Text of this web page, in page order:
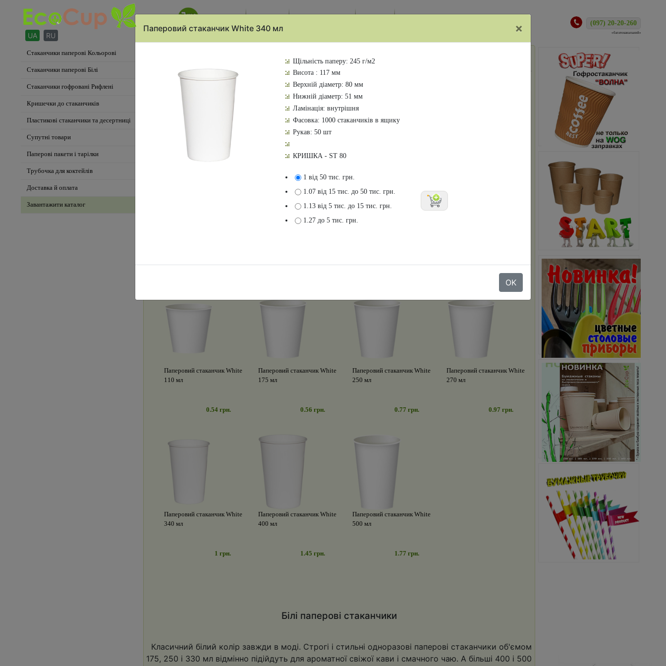
(097) 20-20-260
«багатоканальний»
Паперовий стаканчик White 340 мл ×
Щільність паперу: 245 г/м2
Висота : 117 мм
Верхній діаметр: 80 мм
Нижній діаметр: 51 мм
Ламінація: внутрішня
Фасовка: 1000 стаканчиків в ящику
Рукав: 50 шт
КРИШКА - ST 80
1 від 50 тис. грн.
1.07 від 15 тис. до 50 тис. грн.
1.13 від 5 тис. до 15 тис. грн.
1.27 до 5 тис. грн.
OK
Паперовий стаканчик White
110 мл
0.54 грн.
Паперовий стаканчик White
175 мл
0.56 грн.
Паперовий стаканчик White
250 мл
0.77 грн.
Паперовий стаканчик White
270 мл
0.97 грн.
Паперовий стаканчик White
340 мл
1 грн.
Паперовий стаканчик White
400 мл
1.45 грн.
Паперовий стаканчик White
500 мл
1.77 грн.
Білі паперові стаканчики
Класичний білий колір завжди в моді. Строгі і стильні одноразові паперові стаканчики об'ємом
175, 250 і 330 мл відмінно підійдуть для ароматної свіжої кави і смачного чаю. А більші 400 і 500
Стаканчики паперові Кольорові
Стаканчики паперові Білі
Стаканчики гофровані Рифлені
Кришечки до стаканчиків
Пластикові стаканчики та десертниці
Супутні товари
Паперові пакети і тарілки
Трубочка для коктейлів
Доставка й оплата
Завантажити каталог